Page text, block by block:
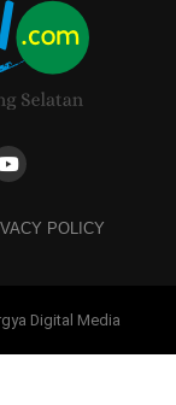
POLICY
Digital Media